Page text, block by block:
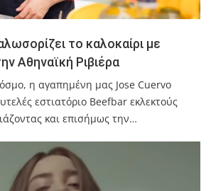
το καλοκαίρι με
Αθηναϊκή Ριβιέρα
η αγαπημένη μας Jose Cuervo
εστιατόριο Beefbar εκλεκτούς
και επισήμως την…